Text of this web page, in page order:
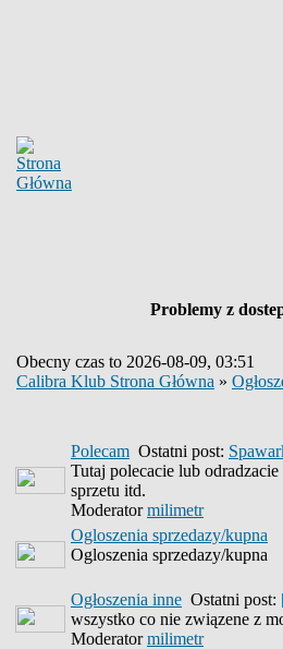
Problemy z
Obecny czas to 2026-08-09, 03:51
Calibra Klub Strona Główna »
Polecam Ostatni post:
Tutaj polecacie lub
sprzetu itd.
Moderatormilimetr
Ogloszenia sprzedazy/kupna
Ogloszenia sprzedazy/kupna
Ogłoszenia inne Ostatni post:
wszystko co nie związene z
Moderatormilimetr